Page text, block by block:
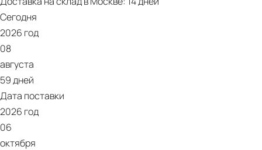
Сегодня
2026 год
08
августа
59 дней
Дата поставки
2026 год
06
октября